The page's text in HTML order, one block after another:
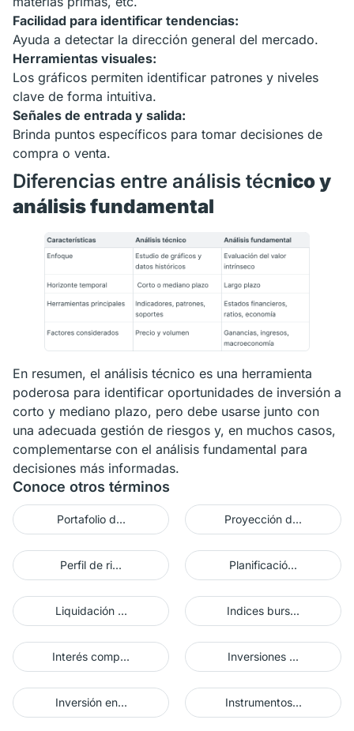
Facilidad para identificar tendencias:
Ayuda a detectar la dirección general del mercado.
Herramientas visuales:
Los gráficos permiten identificar patrones y niveles
clave de forma intuitiva.
Señales de entrada y salida:
Brinda puntos específicos para tomar decisiones de
compra o venta.
Diferencias entre análisis técnico y
análisis fundamental
En resumen, el análisis técnico es una herramienta
poderosa para identificar oportunidades de inversión a
corto y mediano plazo, pero debe usarse junto con
una adecuada gestión de riesgos y, en muchos casos,
complementarse con el análisis fundamental para
decisiones más informadas.
Conoce otros términos
Portafolio d... Proyección d...
Perfil de ri... Planificació...
Liquidación ... Indices burs...
Interés comp... Inversiones ...
Inversión en... Instrumentos...